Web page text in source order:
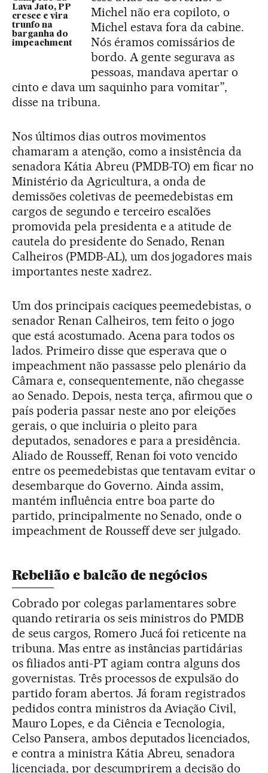
Lava Jato, PP
cresce e vira
trunfo na
barganha do
impeachment
Michel não era copiloto, o
Michel estava fora da cabine.
Nós éramos comissários de
bordo. A gente segurava as
pessoas, mandava apertar o
cinto e dava um saquinho para vomitar”,
disse na tribuna.
Nos últimos dias outros movimentos
chamaram a atenção, como a insistência da
senadora Kátia Abreu (PMDB-TO) em ficar no
Ministério da Agricultura, a onda de
demissões coletivas de peemedebistas em
cargos de segundo e terceiro escalões
promovida pela presidenta e a atitude de
cautela do presidente do Senado, Renan
Calheiros (PMDB-AL), um dos jogadores mais
importantes neste xadrez.
Um dos principais caciques peemedebistas, o
senador Renan Calheiros, tem feito o jogo
que está acostumado. Acena para todos os
lados. Primeiro disse que esperava que o
impeachment não passasse pelo plenário da
Câmara e, consequentemente, não chegasse
ao Senado. Depois, nesta terça, afirmou que o
país poderia passar neste ano por eleições
gerais, o que incluiria o pleito para
deputados, senadores e para a presidência.
Aliado de Rousseff, Renan foi voto vencido
entre os peemedebistas que tentavam evitar o
desembarque do Governo. Ainda assim,
mantém influência entre boa parte do
partido, principalmente no Senado, onde o
impeachment de Rousseff deve ser julgado.
Rebelião e balcão de negócios
Cobrado por colegas parlamentares sobre
quando retiraria os seis ministros do PMDB
de seus cargos, Romero Jucá foi reticente na
tribuna. Mas entre as instâncias partidárias
os filiados anti-PT agiam contra alguns dos
governistas. Três processos de expulsão do
partido foram abertos. Já foram registrados
pedidos contra ministros da Aviação Civil,
Mauro Lopes, e da Ciência e Tecnologia,
Celso Pansera, ambos deputados licenciados,
e contra a ministra Kátia Abreu, senadora
licenciada, por descumprirem a decisão do